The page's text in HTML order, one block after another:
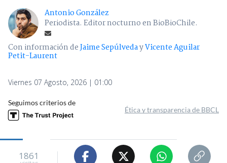
Antonio González
Periodista. Editor nocturno en BioBioChile.
Con información deJaime SepúlvedayVicente Aguilar
Petit-Laurent
Viernes 07 Agosto, 2026 | 01:00
Seguimos criterios de
Ética y transparencia de BBCL
1861